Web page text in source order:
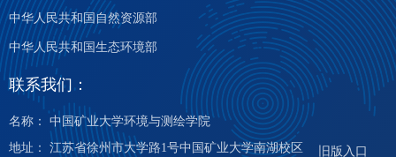
中华人民共和国自然资源部
中华人民共和国生态环境部
联系我们：
名称： 中国矿业大学环境与测绘学院
地址： 江苏省徐州市大学路1号中国矿业大学南湖校区
旧版入口